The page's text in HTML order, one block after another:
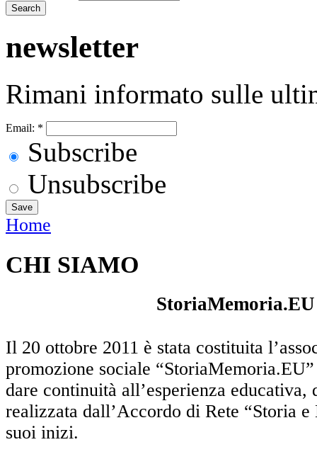
newsletter
Rimani informato sulle
Email: *
Subscribe
Unsubscribe
Home
CHI SIAMO
StoriaMemoria.EU
Il 20 ottobre 2011 è stata costituita
promozione sociale
dare continuità all’esperienza
realizzata dall’Accordo di Rete “Storia
suoi inizi.